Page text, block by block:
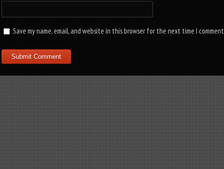
Save my name, email, and website in this browser for the next time I comment